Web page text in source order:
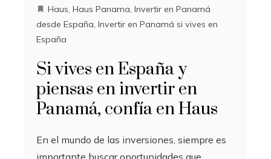
Haus, Haus Panama, Invertir en Panamá
desde España, Invertir en Panamá si vives en
España
Si vives en España y
piensas en invertir en
Panamá, confía en Haus
En el mundo de las inversiones, siempre es